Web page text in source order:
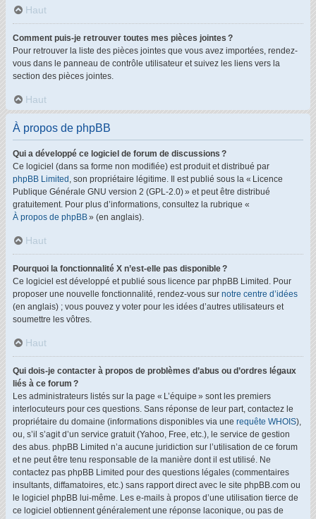
Haut
Comment puis-je retrouver toutes mes pièces jointes ?
Pour retrouver la liste des pièces jointes que vous avez importées, rendez-
vous dans le panneau de contrôle utilisateur et suivez les liens vers la
section des pièces jointes.
Haut
À propos de phpBB
Qui a développé ce logiciel de forum de discussions ?
Ce logiciel (dans sa forme non modifiée) est produit et distribué par
phpBB Limited , son propriétaire légitime. Il est publié sous la « Licence
Publique Générale GNU version 2 (GPL-2.0) » et peut être distribué
gratuitement. Pour plus d’informations, consultez la rubrique «
À propos de phpBB» (en anglais).
Haut
Pourquoi la fonctionnalité X n’est-elle pas disponible ?
Ce logiciel est développé et publié sous licence par phpBB Limited. Pour
proposer une nouvelle fonctionnalité, rendez-vous sur notre centre d’idées
(en anglais) ; vous pouvez y voter pour les idées d’autres utilisateurs et
soumettre les vôtres.
Haut
Qui dois-je contacter à propos de problèmes d’abus ou d’ordres légaux
liés à ce forum ?
Les administrateurs listés sur la page « L’équipe » sont les premiers
interlocuteurs pour ces questions. Sans réponse de leur part, contactez le
propriétaire du domaine (informations disponibles via une requête WHOIS),
ou, s’il s’agit d’un service gratuit (Yahoo, Free, etc.), le service de gestion
des abus. phpBB Limited n’a aucune juridiction sur l’utilisation de ce forum
et ne peut être tenu responsable de la manière dont il est utilisé. Ne
contactez pas phpBB Limited pour des questions légales (commentaires
insultants, diffamatoires, etc.) sans rapport direct avec le site phpBB.com ou
le logiciel phpBB lui-même. Les e-mails à propos d’une utilisation tierce de
ce logiciel obtiennent généralement une réponse laconique, ou pas de